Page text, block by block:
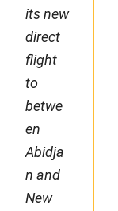
its new
direct
flight
to
betwe
en
Abidja
n and
New